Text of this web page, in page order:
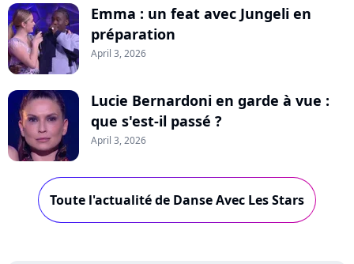
Emma : un feat avec Jungeli en
préparation
April 3, 2026
Lucie Bernardoni en garde à vue :
que s'est-il passé ?
April 3, 2026
Toute l'actualité de Danse Avec Les Stars